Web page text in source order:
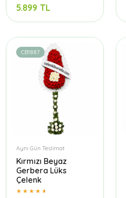
5.899 TL
CB1887
Aynı Gün Teslimat
Kırmızı Beyaz
Gerbera Lüks
Çelenk